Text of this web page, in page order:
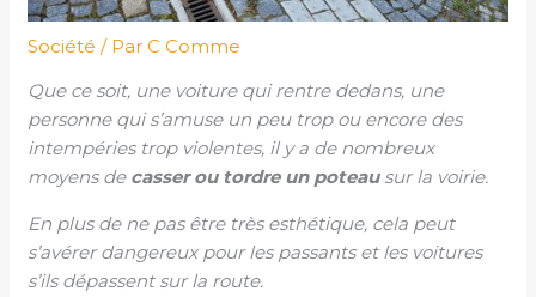
Société / ParC Comme
Que ce soit, une voiture qui rentre dedans, une
personne qui s’amuse un peu trop ou encore des
intempéries trop violentes, il y a de nombreux
moyens de casser ou tordre un poteausur la voirie.
En plus de ne pas être très esthétique, cela peut
s’avérer dangereux pour les passants et les voitures
s’ils dépassent sur la route.